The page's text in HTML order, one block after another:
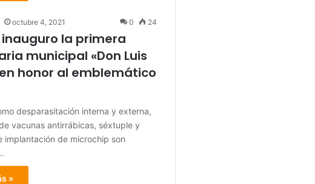
octubre 4, 2021 0 24
inauguro la primera
municipal «Don Luis
honor al emblemático
desparasitación interna y externa,
vacunas antirrábicas, séxtuple y
implantación de microchip son
»